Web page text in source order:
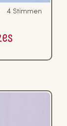
4 Stimmen